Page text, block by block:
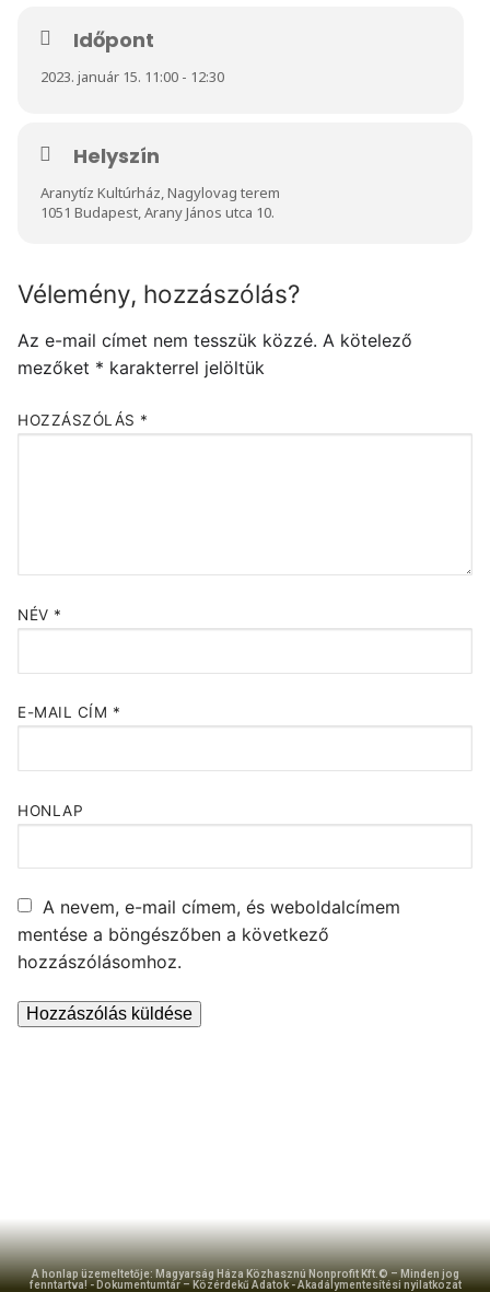
Időpont
2023. január 15. 11:00 - 12:30
Helyszín
Aranytíz Kultúrház, Nagylovag terem
1051 Budapest, Arany János utca 10.
Vélemény, hozzászólás?
Az e-mail címet nem tesszük közzé. A kötelező
mezőket * karakterrel jelöltük
HOZZÁSZÓLÁS *
NÉV *
E-MAIL CÍM *
HONLAP
A nevem, e-mail címem, és weboldalcímem
mentése a böngészőben a következő
hozzászólásomhoz.
A honlap üzemeltetője: Magyarság Háza Közhasznú Nonprofit Kft.© – Minden jog
fenntartva! - Dokumentumtár – Közérdekű Adatok-Akadálymentesítési nyilatkozat